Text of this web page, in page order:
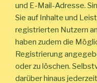
und E-Mail-Adresse.
Sie auf Inhalte und
registrierten Nutzern
haben zudem die
Registrierung
oder zu löschen.
darüber hinaus